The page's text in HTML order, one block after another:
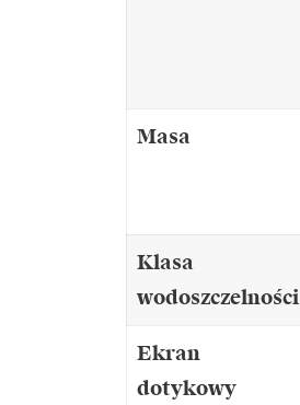
Masa
Klasa
wodoszczelności
Ekran
dotykowy